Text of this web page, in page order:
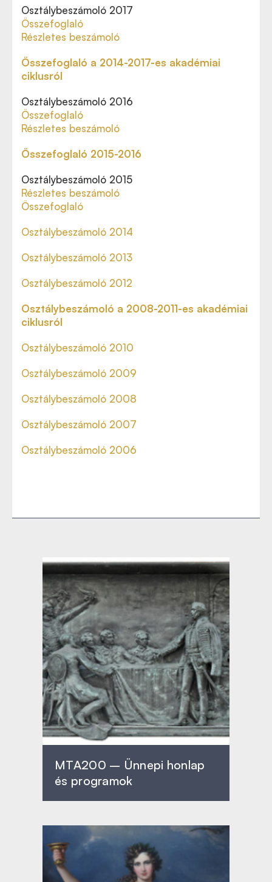
Osztálybeszámoló 2017
Összefoglaló
Részletes beszámoló
Összefoglaló a 2014-2017-es akadémiai
ciklusról
Osztálybeszámoló 2016
Összefoglaló
Részletes beszámoló
Összefoglaló 2015-2016
Osztálybeszámoló 2015
Részletes beszámoló
Összefoglaló
Osztálybeszámoló 2014
Osztálybeszámoló 2013
Osztálybeszámoló 2012
Osztálybeszámoló a 2008-2011-es akadémiai
ciklusról
Osztálybeszámoló 2010
Osztálybeszámoló 2009
Osztálybeszámoló 2008
Osztálybeszámoló 2007
Osztálybeszámoló 2006
MTA200 – Ünnepi honlap
és programok